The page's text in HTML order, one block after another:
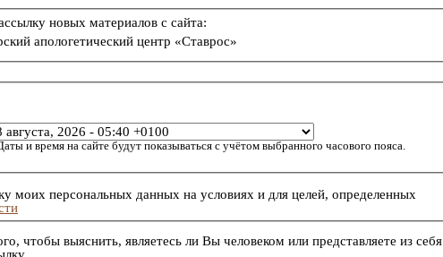
новых материалов с сайта:
апологетический центр «Ставрос»
и время на сайте будут показываться с учётом выбранного часового пояса.
моих персональных данных на условиях и для целей, определенных
чтобы выяснить, являетесь ли Вы человеком или представляете из себя